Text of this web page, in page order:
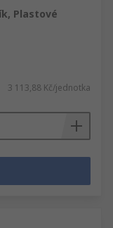
Plastové
3 113,88 Kč/jednotka